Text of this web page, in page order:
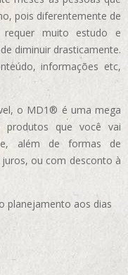
pois diferentemente de
muito estudo e
diminuir drasticamente.
informações etc,
o MD1® é uma mega
produtos que você vai
além de formas de
ou com desconto à
planejamento aos dias